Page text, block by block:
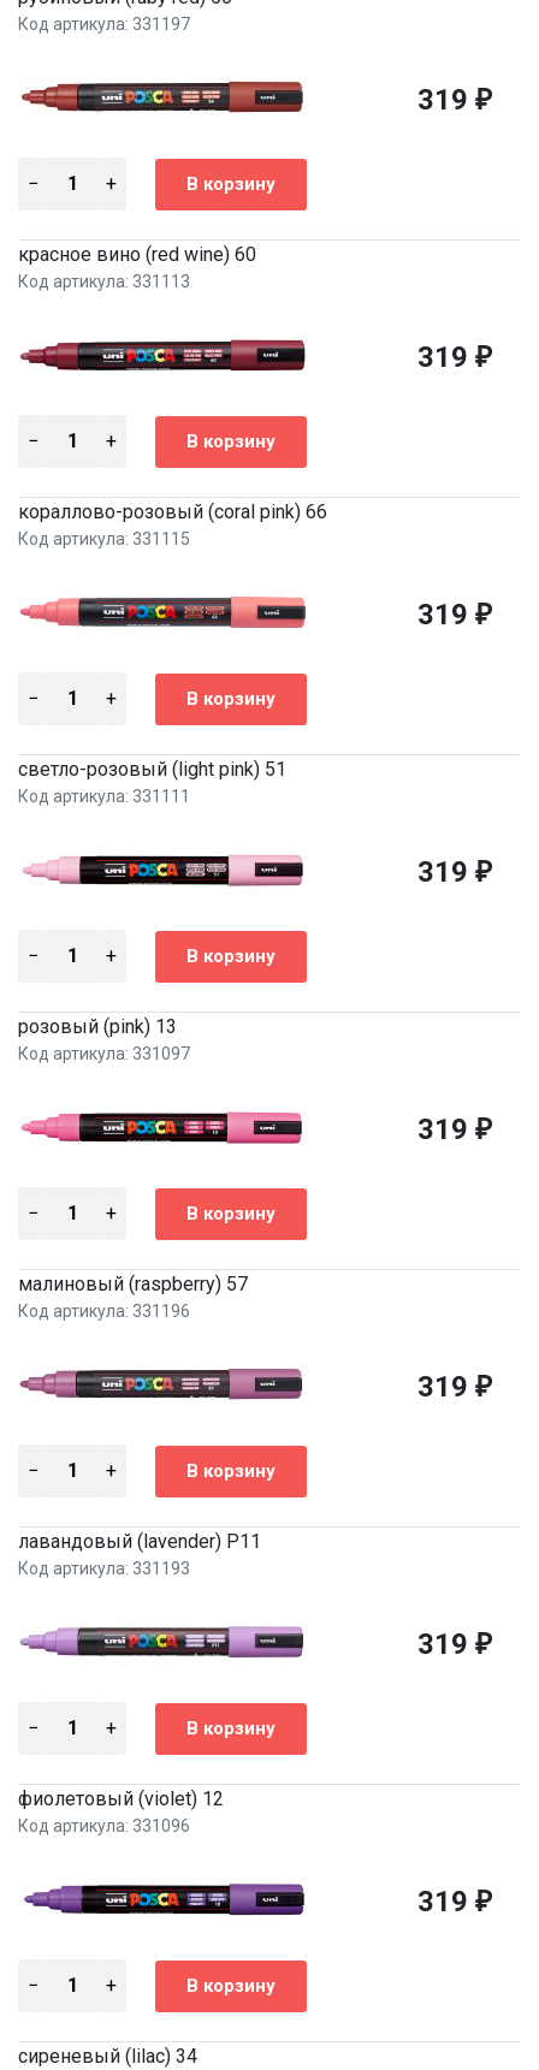
Код артикула: 331197
319 ₽
красное вино (red wine) 60
Код артикула: 331113
319 ₽
кораллово-розовый (coral pink) 66
Код артикула: 331115
319 ₽
светло-розовый (light pink) 51
Код артикула: 331111
319 ₽
розовый (pink) 13
Код артикула: 331097
319 ₽
малиновый (raspberry) 57
Код артикула: 331196
319 ₽
лавандовый (lavender) P11
Код артикула: 331193
319 ₽
фиолетовый (violet) 12
Код артикула: 331096
319 ₽
сиреневый (lilac) 34